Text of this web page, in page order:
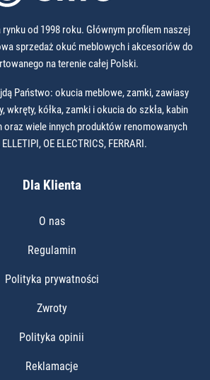
rynku od 1998 roku. Głównym profilem naszej
sprzedaż okuć meblowych i akcesoriów do
na terenie całej Polski.
Państwo: okucia meblowe, zamki, zawiasy
wkręty, kółka, zamki i okucia do szkła, kabin
oraz wiele innych produktów renomowanych
OE ELECTRICS, FERRARI.
Dla Klienta
O nas
Regulamin
Polityka prywatności
Zwroty
Polityka opinii
Reklamacje